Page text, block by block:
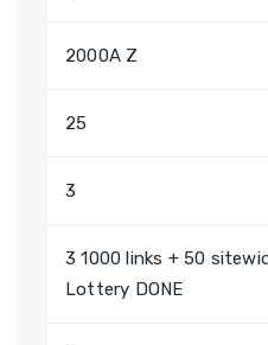
2000A Z
25
3
3 1000 links + 50
Lottery DONE